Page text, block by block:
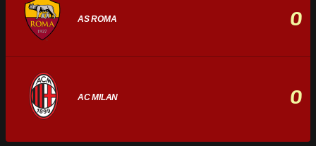
AS ROMA 0
AC MILAN 0